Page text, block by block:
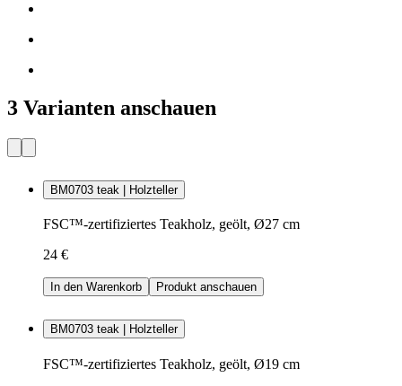
3 Varianten anschauen
BM0703 teak | Holzteller
FSC™-zertifiziertes Teakholz, geölt, Ø27 cm
24 €
In den Warenkorb Produkt anschauen
BM0703 teak | Holzteller
FSC™-zertifiziertes Teakholz, geölt, Ø19 cm